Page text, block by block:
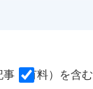
事（有料）を含む